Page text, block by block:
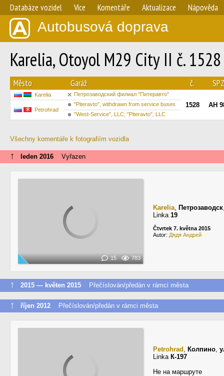
Databáze vozidel Více Komentáře Aktualizace Nápověda
Autobusová doprava
Karelia, Otoyol M29 City II č. 1528
Město Garáž č.
Karelia Петрозаводский филиал "Питеравто"
1528 АН
Petrohrad
"Piteravto", withdrawn from service buses
"West-Service", LLC; "Piteravto", LLC
Všechny komentáře k fotografiím vozidla
↑ leden 2016 Vyřazen
15 783
Karelia, Петрозаводск
Linka 19
Čtvrtek 7. května 2015
Autor: Дядя Андрей
↑ 2015 — květen 2015 Přečíslován/předán v rámci města
↑ říjen 2012 Přečíslován/předán v rámci města
Petrohrad , Колпино,
Linka К-197
Не на маршруте